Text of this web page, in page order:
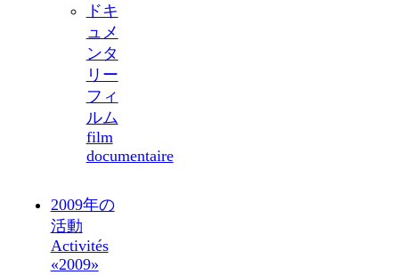
ドキ
ュメ
ンタ
リー
フィ
ルム
film
documentaire
2009年の
活動
Activités
«2009»